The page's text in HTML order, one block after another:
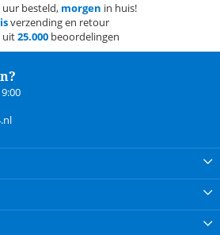
uur besteld, morgen in huis!
verzending en retour
uit25.000 beoordelingen